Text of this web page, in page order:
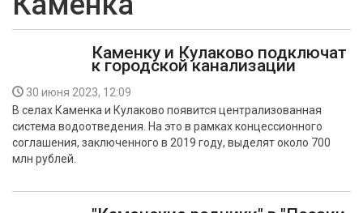
ЭКОНОМИКА
БЕЗОПАСНОСТЬ
СПОРТ
АРХИВ PDF
Каменку и Кулаково подключат
к городской канализации
30 июня 2023, 12:09
В селах Каменка и Кулаково появится централизованная
система водоотведения. На это в рамках концессионного
соглашения, заключенного в 2019 году, выделят около 700
млн рублей.